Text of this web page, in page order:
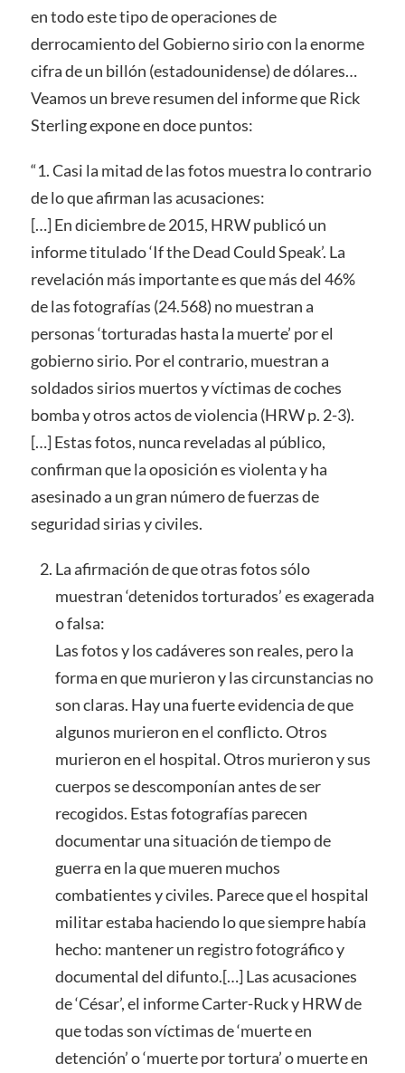
en todo este tipo de operaciones de
derrocamiento del Gobierno sirio con la enorme
cifra de un billón (estadounidense) de dólares…
Veamos un breve resumen del informe que Rick
Sterling expone en doce puntos:
“1. Casi la mitad de las fotos muestra lo contrario
de lo que afirman las acusaciones:
[…] En diciembre de 2015, HRW publicó un
informe titulado ‘If the Dead Could Speak’. La
revelación más importante es que más del 46%
de las fotografías (24.568) no muestran a
personas ‘torturadas hasta la muerte’ por el
gobierno sirio. Por el contrario, muestran a
soldados sirios muertos y víctimas de coches
bomba y otros actos de violencia (HRW p. 2-3).
[…] Estas fotos, nunca reveladas al público,
confirman que la oposición es violenta y ha
asesinado a un gran número de fuerzas de
seguridad sirias y civiles.
La afirmación de que otras fotos sólo
muestran ‘detenidos torturados’ es exagerada
o falsa:
Las fotos y los cadáveres son reales, pero la
forma en que murieron y las circunstancias no
son claras. Hay una fuerte evidencia de que
algunos murieron en el conflicto. Otros
murieron en el hospital. Otros murieron y sus
cuerpos se descomponían antes de ser
recogidos. Estas fotografías parecen
documentar una situación de tiempo de
guerra en la que mueren muchos
combatientes y civiles. Parece que el hospital
militar estaba haciendo lo que siempre había
hecho: mantener un registro fotográfico y
documental del difunto.[…] Las acusaciones
de ‘César’, el informe Carter-Ruck y HRW de
que todas son víctimas de ‘muerte en
detención’ o ‘muerte por tortura’ o muerte en